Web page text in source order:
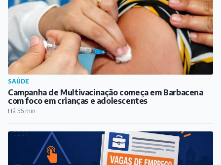
SAÚDE
Campanha de Multivacinação começa em Barbacena
com foco em crianças e adolescentes
Há 56 min